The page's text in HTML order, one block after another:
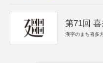
第71回
漢字のまち喜多